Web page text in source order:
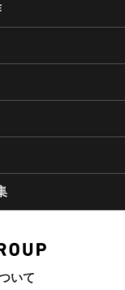
いて